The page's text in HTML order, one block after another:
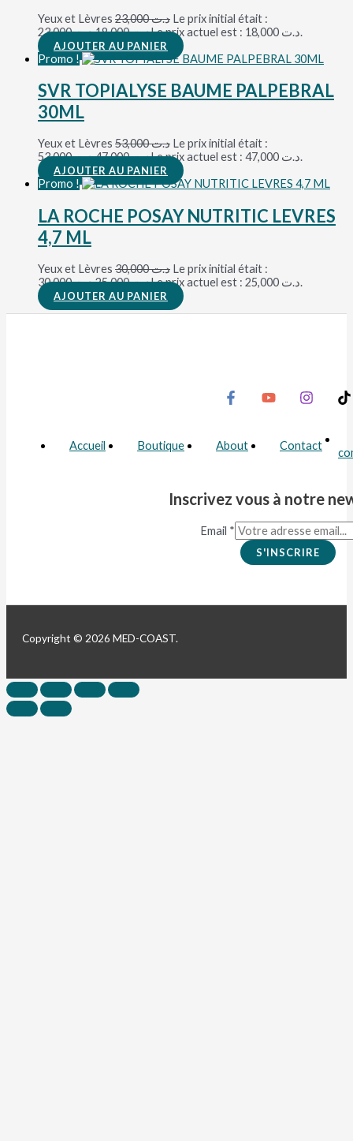
Yeux et Lèvres د.ت23,000
Le prix initial était :
د.ت 23,000.
د.ت18,000 Le prix actuel est : د.ت 18,000.
AJOUTER AU PANIER
Promo !
SVR TOPIALYSE BAUME PALPEBRAL
30ML
Yeux et Lèvres د.ت53,000
Le prix initial était :
د.ت 53,000.
د.ت47,000 Le prix actuel est : د.ت 47,000.
AJOUTER AU PANIER
Promo !
LA ROCHE POSAY NUTRITIC LEVRES
4,7 ML
Yeux et Lèvres د.ت30,000
Le prix initial était :
د.ت 30,000.
د.ت25,000 Le prix actuel est : د.ت 25,000.
AJOUTER AU PANIER
Accueil Boutique About Contact
Inscrivez vous à notre
Email *
S'INSCRIRE
Copyright © 2026 MED-COAST.